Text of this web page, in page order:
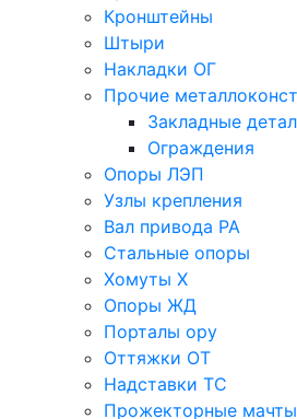
Кронштейны
Штыри
Накладки ОГ
Прочие
Закладные
Ограждения
Опоры ЛЭП
Узлы крепления
Вал привода РА
Стальные опоры
Хомуты Х
Опоры ЖД
Порталы ору
Оттяжки ОТ
Надставки ТС
Прожекторные мачты